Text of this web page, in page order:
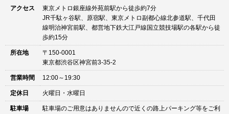
アクセス
東京メトロ銀座線外苑前駅から徒歩約7分
JR千駄ヶ谷駅、原宿駅、東京メトロ副都心線北参道駅、千代田
線明治神宮前駅、都営地下鉄大江戸線国立競技場駅の各駅から徒
歩約15分
所在地
〒150-0001
東京都渋谷区神宮前3-35-2
営業時間 12:00～19:30
定休日 火曜日・水曜日
駐車場
駐車場のご用意はありませんので近くの路上パーキング等をご利